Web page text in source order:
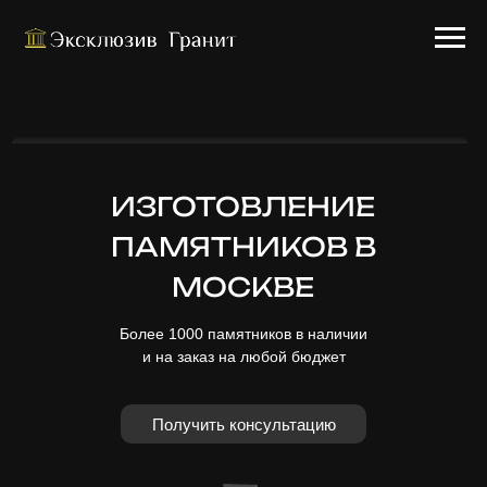
ИЗГОТОВЛЕНИЕ
ПАМЯТНИКОВ В
МОСКВЕ
Более 1000 памятников в наличии
и на заказ на любой бюджет
Получить консультацию